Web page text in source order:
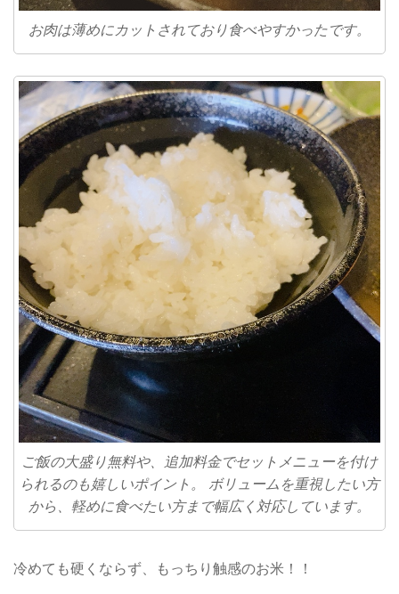
お肉は薄めにカットされており食べやすかったです。
ご飯の大盛り無料や、追加料金でセットメニューを付け
られるのも嬉しいポイント。 ボリュームを重視したい方
から、軽めに食べたい方まで幅広く対応しています。
冷めても硬くならず、もっちり触感のお米！！